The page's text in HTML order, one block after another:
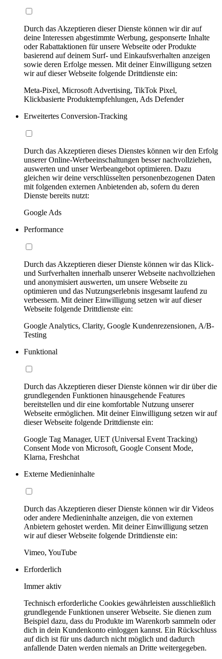
Durch das Akzeptieren dieser Dienste können wir dir auf
deine Interessen abgestimmte Werbung, gesponserte Inhalte
oder Rabattaktionen für unsere Webseite oder Produkte
basierend auf deinem Surf- und Einkaufsverhalten anzeigen
sowie deren Erfolge messen. Mit deiner Einwilligung setzen
wir auf dieser Webseite folgende Drittdienste ein:
Meta-Pixel, Microsoft Advertising, TikTok Pixel,
Klickbasierte Produktempfehlungen, Ads Defender
Erweitertes Conversion-Tracking
Durch das Akzeptieren dieses Dienstes können wir den Erfolg
unserer Online-Werbeeinschaltungen besser nachvollziehen,
auswerten und unser Werbeangebot optimieren. Dazu
gleichen wir deine verschlüsselten personenbezogenen Daten
mit folgenden externen Anbietenden ab, sofern du deren
Dienste bereits nutzt:
Google Ads
Performance
Durch das Akzeptieren dieser Dienste können wir das Klick-
und Surfverhalten innerhalb unserer Webseite nachvollziehen
und anonymisiert auswerten, um unsere Webseite zu
optimieren und das Nutzungserlebnis insgesamt laufend zu
verbessern. Mit deiner Einwilligung setzen wir auf dieser
Webseite folgende Drittdienste ein:
Google Analytics, Clarity, Google Kundenrezensionen, A/B-
Testing
Funktional
Durch das Akzeptieren dieser Dienste können wir dir über die
grundlegenden Funktionen hinausgehende Features
bereitstellen und dir eine komfortable Nutzung unserer
Webseite ermöglichen. Mit deiner Einwilligung setzen wir auf
dieser Webseite folgende Drittdienste ein:
Google Tag Manager, UET (Universal Event Tracking)
Consent Mode von Microsoft, Google Consent Mode,
Klarna, Freshchat
Externe Medieninhalte
Durch das Akzeptieren dieser Dienste können wir dir Videos
oder andere Medieninhalte anzeigen, die von externen
Anbietern gehostet werden. Mit deiner Einwilligung setzen
wir auf dieser Webseite folgende Drittdienste ein:
Vimeo, YouTube
Erforderlich
Immer aktiv
Technisch erforderliche Cookies gewährleisten ausschließlich
grundlegende Funktionen unserer Webseite. Sie dienen zum
Beispiel dazu, dass du Produkte im Warenkorb sammeln oder
dich in dein Kundenkonto einloggen kannst. Ein Rückschluss
auf dich ist für uns dadurch nicht möglich und dadurch
anfallende Daten werden niemals an Dritte weitergegeben.